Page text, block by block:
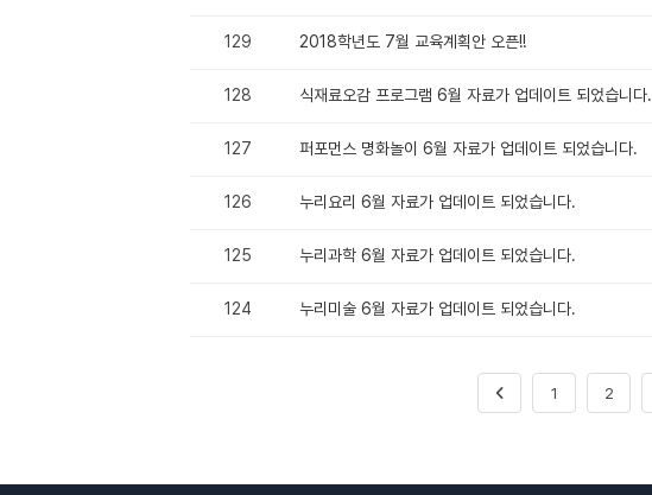
129 2018학년도 7월 교육계획안 오픈!!
128 식재료오감 프로그램 6월 자료가 업데이트 되었습니다.
127 퍼포먼스 명화놀이 6월 자료가 업데이트 되었습니다.
126 누리요리 6월 자료가 업데이트 되었습니다.
125 누리과학 6월 자료가 업데이트 되었습니다.
124 누리미술 6월 자료가 업데이트 되었습니다.
1 2